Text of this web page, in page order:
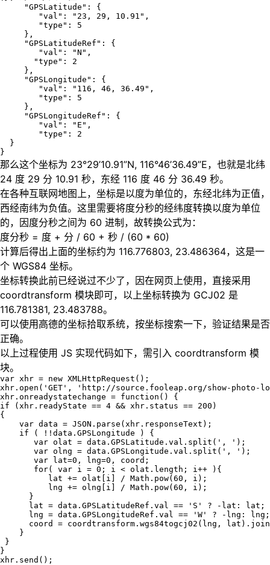
     "GPSLatitude": {
        "val": "23, 29, 10.91",
        "type": 5
     },
     "GPSLatitudeRef": {
        "val": "N",
       "type": 2
     },
     "GPSLongitude": {
        "val": "116, 46, 36.49",
        "type": 5
     },
     "GPSLongitudeRef": {
        "val": "E",
        "type": 2
  }
}
那么这个坐标为 23°29’10.91”N, 116°46’36.49”E，也就是北纬
24 度 29 分 10.91 秒，东经 116 度 46 分 36.49 秒。
在各种互联网地图上，坐标是以度为单位的，东经北纬为正值，
西经南纬为负值。这里需要将度分秒的经纬度转换以度为单位
的，因度分秒之间为 60 进制，故转换公式为：
度分秒 = 度 + 分 / 60 + 秒 / (60 * 60)
计算后得出上面的坐标约为 116.776803, 23.486364，这是一
个 WGS84 坐标。
坐标转换此前已经说过不少了，因在网页上使用，直接采用
coordtransform 模块即可，以上坐标转换为 GCJ02 是
116.781381, 23.483788。
可以使用高德的坐标拾取系统，按坐标搜索一下，验证结果是否
正确。
以上过程使用 JS 实现代码如下，需引入 coordtransform 模
块。
var xhr = new XMLHttpRequest();
xhr.open('GET', 'http://source.fooleap.org/show-photo-
xhr.onreadystatechange = function() {
if (xhr.readyState == 4 && xhr.status == 200)
{
    var data = JSON.parse(xhr.responseText);
    if ( !!data.GPSLongitude ) {
var olat =
var olng =
       var lat=0, lng=0, coord;
for( var i = 0; i < olat.length;
lat += olat[i] / Math.pow(60,
          lng += olng[i] / Math.pow(60, i);
      }
lat = data.GPSLatitudeRef.val == 'S' ? -
lng = data.GPSLongitudeRef.val == 'W' ?
coord = coordtransform.wgs84togcj02(lng,
    }
}
}
xhr.send();